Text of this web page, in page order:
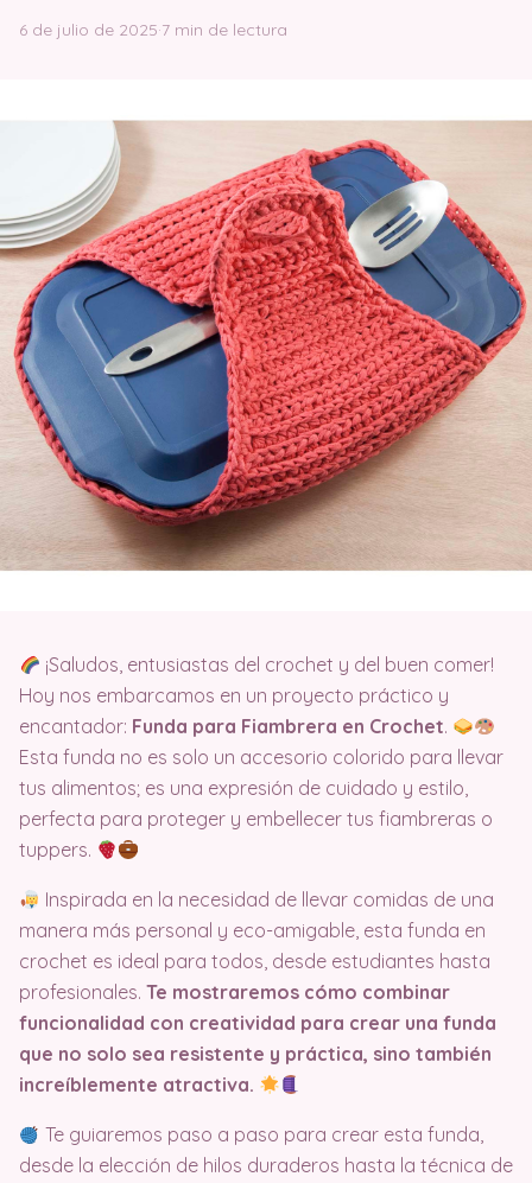
6 de julio de 2025·7 min de lectura
¡Saludos, entusiastas del crochet y del buen comer!
Hoy nos embarcamos en un proyecto práctico y
encantador: Funda para Fiambrera en Crochet.
Esta funda no es solo un accesorio colorido para llevar
tus alimentos; es una expresión de cuidado y estilo,
perfecta para proteger y embellecer tus fiambreras o
tuppers.
Inspirada en la necesidad de llevar comidas de una
manera más personal y eco-amigable, esta funda en
crochet es ideal para todos, desde estudiantes hasta
profesionales. Te mostraremos cómo combinar
funcionalidad con creatividad para crear una funda
que no solo sea resistente y práctica, sino también
increíblemente atractiva.
Te guiaremos paso a paso para crear esta funda,
desde la elección de hilos duraderos hasta la técnica de